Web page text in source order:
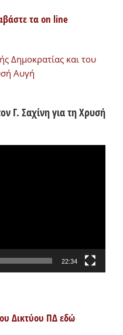
τα on line
Δημοκρατίας και του
Αυγή
Γ. Σαχίνη για τη Χρυσή
22:34
Δικτύου ΠΔ εδώ